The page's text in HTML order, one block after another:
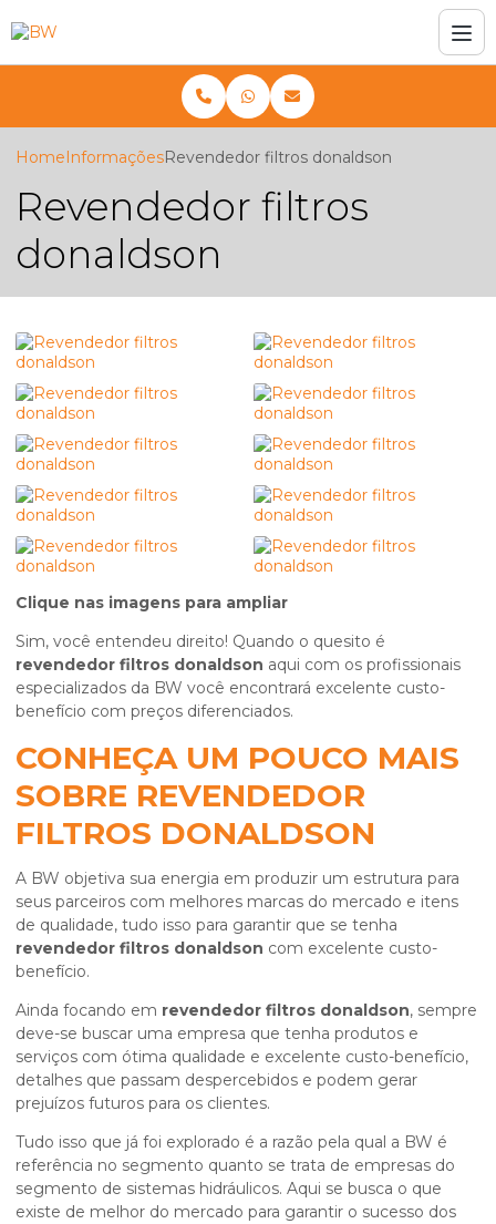
HomeInformaçõesRevendedor filtros donaldson
Revendedor filtros
donaldson
Clique nas imagens para ampliar
Sim, você entendeu direito! Quando o quesito é
revendedor filtros donaldson aqui com os profissionais
especializados da BW você encontrará excelente custo-
benefício com preços diferenciados.
CONHEÇA UM POUCO MAIS
SOBRE REVENDEDOR
FILTROS DONALDSON
A BW objetiva sua energia em produzir um estrutura para
seus parceiros com melhores marcas do mercado e itens
de qualidade, tudo isso para garantir que se tenha
revendedor filtros donaldson com excelente custo-
benefício.
Ainda focando em revendedor filtros donaldson, sempre
deve-se buscar uma empresa que tenha produtos e
serviços com ótima qualidade e excelente custo-benefício,
detalhes que passam despercebidos e podem gerar
prejuízos futuros para os clientes.
Tudo isso que já foi explorado é a razão pela qual a BW é
referência no segmento quanto se trata de empresas do
segmento de sistemas hidráulicos. Aqui se busca o que
existe de melhor do mercado para garantir o sucesso dos